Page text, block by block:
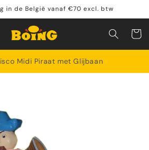
in de België vanaf €70 excl. btw
Midi Piraat met Glijbaan